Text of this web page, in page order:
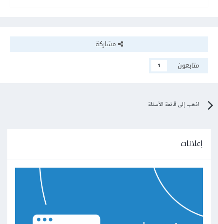
مشاركة
متابعون
1
اذهب إلى قائمة الأسئلة
إعلانات